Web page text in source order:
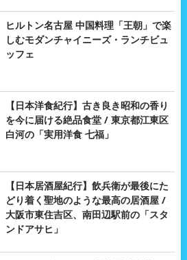
ヒルトン名古屋 中国料理「王朝」で楽
しむモダンチャイニーズ・ランチビュ
ッフェ
【日本洋食紀行】古き良き昭和の香り
を今に届ける絶品食堂 / 東京都江東区
白河の「実用洋食 七福」
【日本居酒屋紀行】飲兵衛が最後にた
どり着く聖地のような最高の居酒屋 /
大阪市東住吉区、南田辺駅前の「スタ
ンドアサヒ」